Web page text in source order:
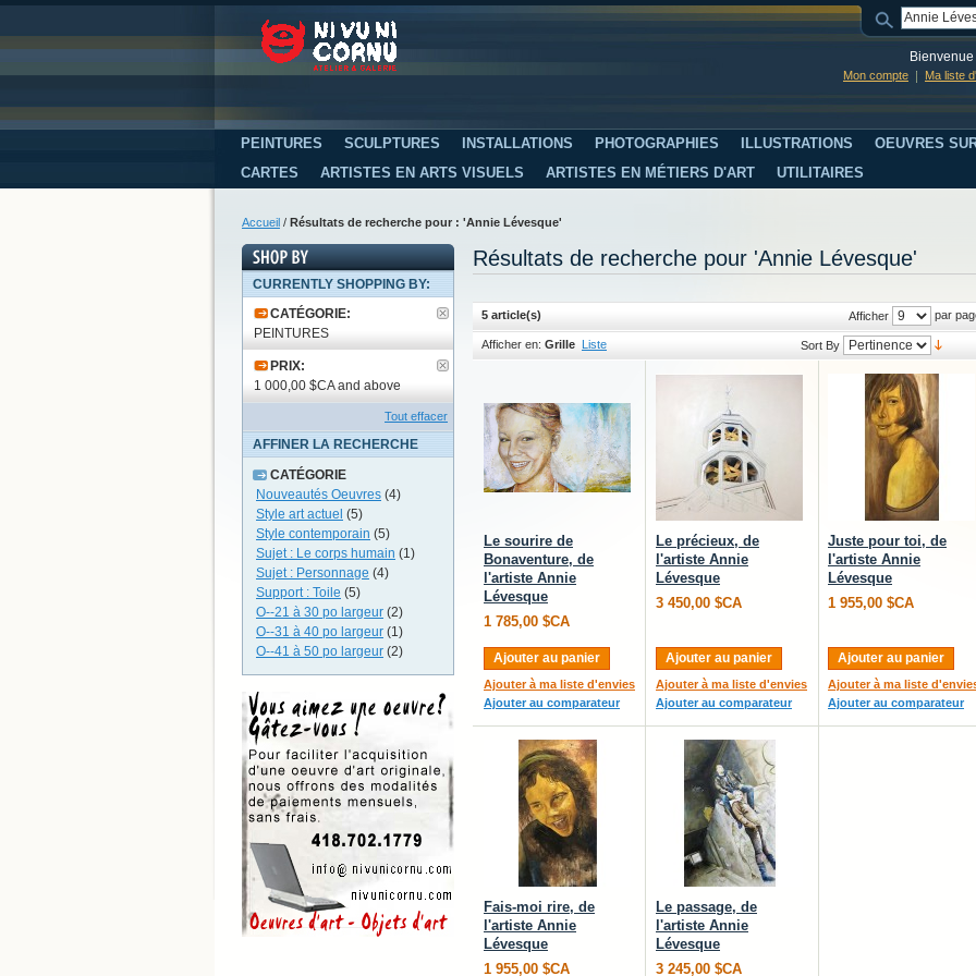
Mon compte Ma liste
PEINTURES SCULPTURES INSTALLATIONS PHOTOGRAPHIES ILLUSTRATIONS
OEUVRES
CARTES
ARTISTES EN ARTS VISUELS ARTISTES EN MÉTIERS D'ART UTILITAIRES
Accueil / Résultats de recherche pour : 'Annie Lévesque'
Résultats de recherche pour 'Annie Lévesque'
5 article(s) Afficher par
Afficher en: Grille Liste Sort By
Le sourire de
Bonaventure, de
l'artiste Annie
Lévesque
1 785,00 $CA
Ajouter au panier
Ajouter à ma liste d'envies
Ajouter au comparateur
Le précieux, de
l'artiste Annie
Lévesque
3 450,00 $CA
Ajouter au panier
Ajouter à ma liste d'envies
Ajouter au comparateur
Juste pour toi, de
l'artiste Annie
Lévesque
1 955,00 $CA
Ajouter au panier
Ajouter à ma liste
Ajouter au comparateur
Fais-moi rire, de
l'artiste Annie
Lévesque
1 955,00 $CA
Le passage, de
l'artiste Annie
Lévesque
3 245,00 $CA
CURRENTLY SHOPPING BY:
CATÉGORIE:
PEINTURES
PRIX:
1 000,00 $CA and above
Tout effacer
AFFINER LA RECHERCHE
CATÉGORIE
Nouveautés Oeuvres (4)
Style art actuel (5)
Style contemporain (5)
Sujet : Le corps humain (1)
Sujet : Personnage (4)
Support : Toile (5)
O--21 à 30 po largeur (2)
O--31 à 40 po largeur (1)
O--41 à 50 po largeur (2)